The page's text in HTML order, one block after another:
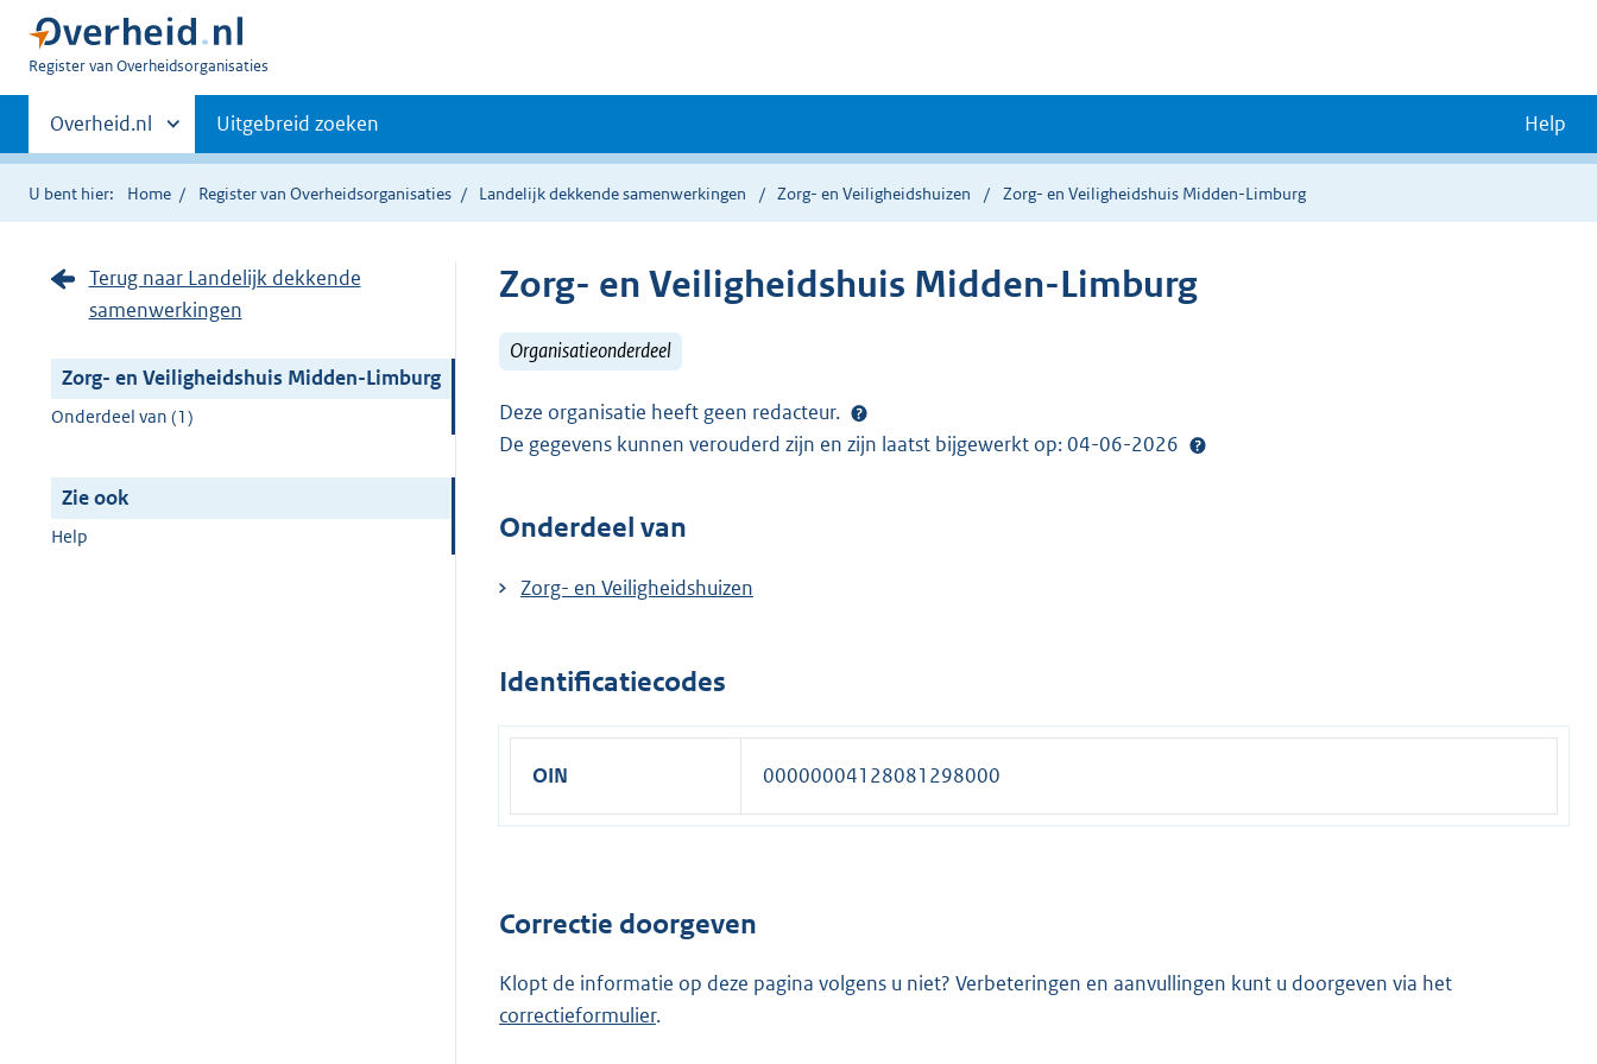
U
Register van Overheidsorganisaties
Primaire
navigatie
Andere
sites
binnen
Overheid.nl Uitgebreid zoeken Help
U bent hier: Home Register van Overheidsorganisaties Landelijk dekkende samenwerkingen Zorg- en Veiligheidshuizen Zorg- en Veiligheidshuis Midden-Limburg
Terug naar Landelijk dekkende
samenwerkingen
Zorg- en Veiligheidshuis Midden-Limburg
Onderdeel van (1)
Zie ook
Help
Zorg- en Veiligheidshuis Midden-Limburg
Organisatieonderdeel
Deze organisatie heeft geen redacteur.
De gegevens kunnen verouderd zijn en zijn laatst bijgewerkt op: 04-06-2026
Onderdeel van
Zorg- en Veiligheidshuizen
Identificatiecodes
OIN 00000004128081298000
Correctie doorgeven
Klopt de informatie op deze pagina volgens u niet? Verbeteringen en aanvullingen kunt u doorgeven via het
correctieformulier.